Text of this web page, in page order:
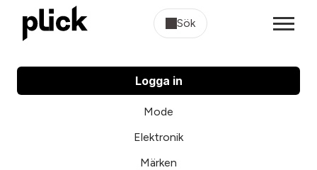
Sök
Logga in
Mode
Elektronik
Märken